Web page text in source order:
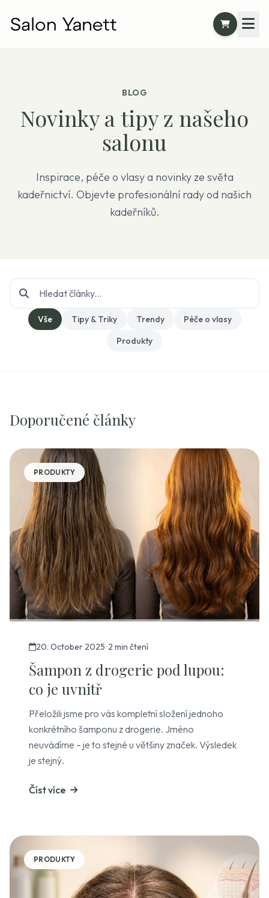
BLOG
Novinky a tipy z našeho
salonu
Inspirace, péče o vlasy a novinky ze světa
kadeřnictví. Objevte profesionální rady od našich
kadeřníků.
Vše Tipy & Triky Trendy
Péče o vlasy
Produkty
Doporučené články
PRODUKTY
20. October 2025•2 min čtení
Šampon z drogerie pod lupou:
co je uvnitř
Přeložili jsme pro vás kompletní složení jednoho
konkrétního šamponu z drogerie. Jméno
neuvádíme – je to stejné u většiny značek. Výsledek
je stejný.
Číst více
PRODUKTY